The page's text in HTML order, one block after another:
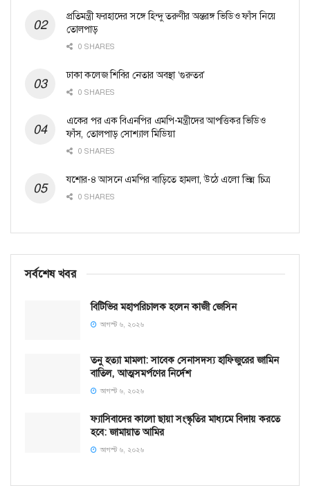
প্রতিমন্ত্রী ফরহাদের সঙ্গে হিন্দু তরুণীর অন্তরঙ্গ ভিডিও ফাঁস নিয়ে
তোলপাড়
0 SHARES
ঢাকা কলেজ শিবির নেতার অবস্থা ‘গুরুতর’
0 SHARES
একের পর এক বিএনপির এমপি-মন্ত্রীদের আপত্তিকর ভিডিও
ফাঁস, তোলপাড় সোশ্যাল মিডিয়া
0 SHARES
যশোর-৪ আসনে এমপির বাড়িতে হামলা, উঠে এলো ভিন্ন চিত্র
0 SHARES
সর্বশেষ খবর
বিটিভির মহাপরিচালক হলেন কাজী জেসিন
আগস্ট ৬, ২০২৬
তনু হত্যা মামলা: সাবেক সেনাসদস্য হাফিজুরের জামিন
বাতিল, আত্মসমর্পণের নির্দেশ
আগস্ট ৬, ২০২৬
ফ্যাসিবাদের কালো ছায়া সংস্কৃতির মাধ্যমে বিদায় করতে
হবে: জামায়াত আমির
আগস্ট ৬, ২০২৬